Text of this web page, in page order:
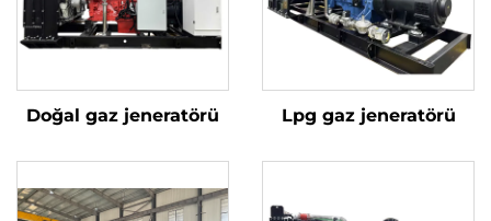
Doğal gaz jeneratörü Lpg gaz jeneratörü